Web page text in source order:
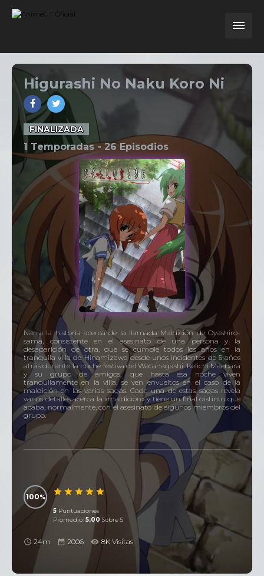
Higurashi No Naku Koro Ni
FINALIZADA
1 Temporadas -26Episodios
Narra la historia acerca de la llamada Maldición de Oyashiro-
sama, consistente en el asesinato de una persona y la
desaparición de otra, que se cumple todos los años en la
tranquila villa de Hinamizawa desde unos incidentes de 5 años
atrás durante la noche festiva del Watanagashi. Keiichi Maebara
y su grupo de amigos, que hasta esa noche viven
tranquilamente en la villa, se ven envueltos en el caso de la
maldición en las varias sagas. Cada una de estas sagas revela
varios detalles acerca la «maldición» y tiene un final distinto que
acaba, normalmente, con el asesinato de algunos miembros del
grupo.
100
5 Puntuaciones
Promedio: 5,00 Sobre 5
24m 2006 8K Visitas